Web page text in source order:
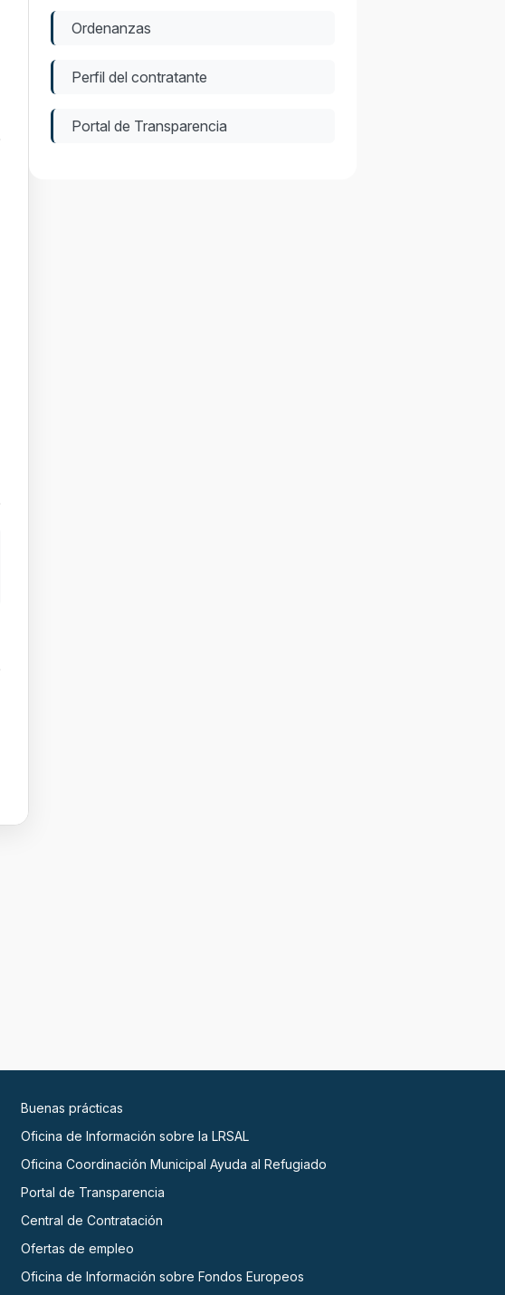
Ordenanzas
Perfil del contratante
Portal de Transparencia
Buenas prácticas
Oficina de Información sobre la LRSAL
Oficina Coordinación Municipal Ayuda al Refugiado
Portal de Transparencia
Central de Contratación
Ofertas de empleo
Oficina de Información sobre Fondos Europeos